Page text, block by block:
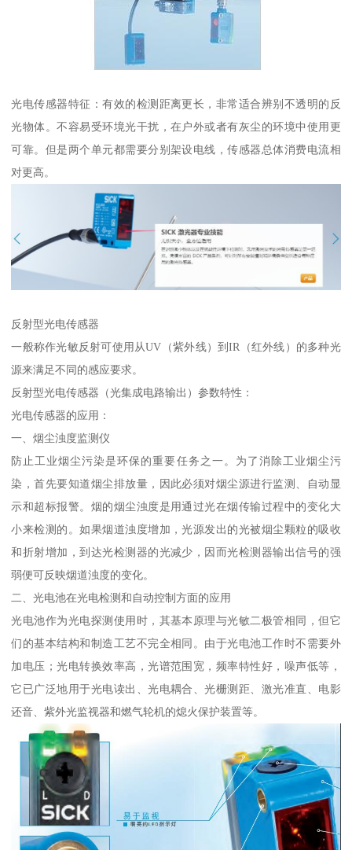
光电传感器特征：有效的检测距离更长，非常适合辨别不透明的反
光物体。不容易受环境光干扰，在户外或者有灰尘的环境中使用更
可靠。但是两个单元都需要分别架设电线，传感器总体消费电流相
对更高。
反射型光电传感器
一般称作光敏反射可使用从UV（紫外线）到IR（红外线）的多种光
源来满足不同的感应要求。
反射型光电传感器（光集成电路输出）参数特性：
光电传感器的应用：
一、烟尘浊度监测仪
防止工业烟尘污染是环保的重要任务之一。为了消除工业烟尘污
染，首先要知道烟尘排放量，因此必须对烟尘源进行监测、自动显
示和超标报警。烟的烟尘浊度是用通过光在烟传输过程中的变化大
小来检测的。如果烟道浊度增加，光源发出的光被烟尘颗粒的吸收
和折射增加，到达光检测器的光减少，因而光检测器输出信号的强
弱便可反映烟道浊度的变化。
二、光电池在光电检测和自动控制方面的应用
光电池作为光电探测使用时，其基本原理与光敏二极管相同，但它
们的基本结构和制造工艺不完全相同。由于光电池工作时不需要外
加电压；光电转换效率高，光谱范围宽，频率特性好，噪声低等，
它已广泛地用于光电读出、光电耦合、光栅测距、激光准直、电影
还音、紫外光监视器和燃气轮机的熄火保护装置等。